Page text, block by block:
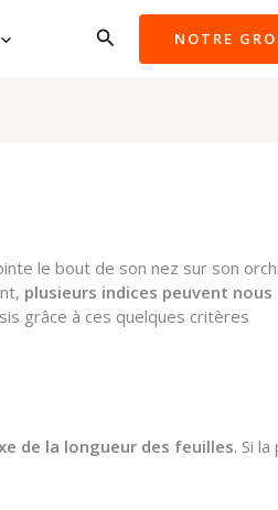
RechercherNOTRE
le bout de son nez sur son
plusieurs indices peuvent nous
grâce à ces quelques critères
de la longueur des feuilles. Si